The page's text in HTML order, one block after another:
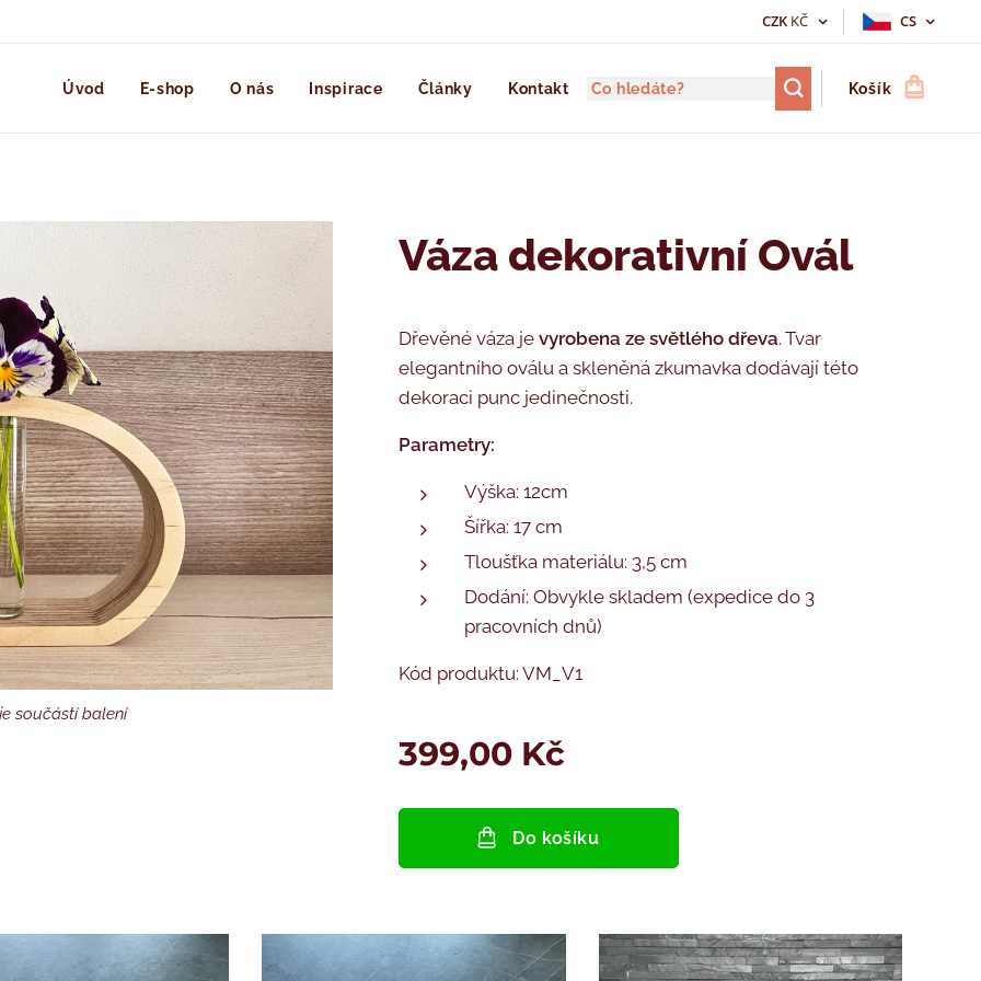
CZK KČ CS
Úvod E-shop O nás Inspirace Články Kontakt Košík
Váza dekorativní Ovál
součástí balení
součástí balení
Dřevěné váza je vyrobena ze světlého dřeva. Tvar
elegantního oválu a skleněná zkumavka dodávají této
dekoraci punc jedinečnosti.
Parametry:
Výška: 12cm
Šířka: 17 cm
Tloušťka materiálu: 3,5 cm
Dodání: Obvykle skladem (expedice do 3
pracovních dnů)
Kód produktu: VM_V1
399,00 Kč
Do košíku